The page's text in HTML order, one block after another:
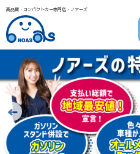
高品質・コンパクトカー専門店・ノアーズ